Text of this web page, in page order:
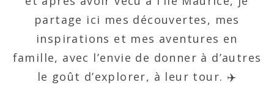
partage ici mes découvertes, mes
inspirations et mes aventures en
famille, avec l’envie de donner à d’autres
le goût d’explorer, à leur tour. ✈️